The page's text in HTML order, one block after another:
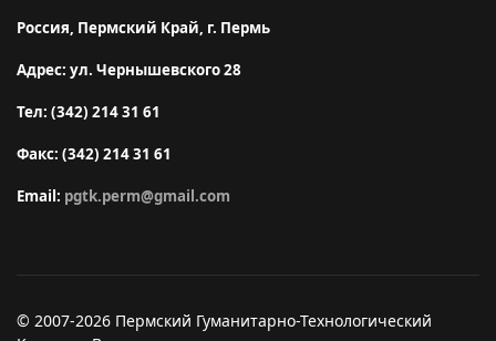
Россия, Пермский Край, г. Пермь
Адрес: ул. Чернышевского 28
Тел: (342) 214 31 61
Факс: (342) 214 31 61
Email: pgtk.perm@gmail.com
© 2007-2026 Пермский Гуманитарно-Технологический